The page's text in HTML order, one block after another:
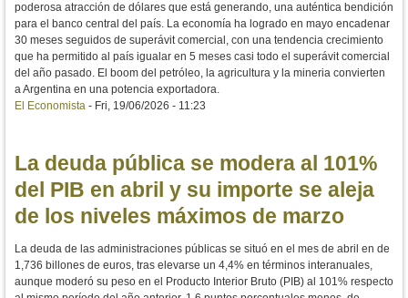
poderosa atracción de dólares que está generando, una auténtica bendición
para el banco central del país. La economía ha logrado en mayo encadenar
30 meses seguidos de superávit comercial, con una tendencia crecimiento
que ha permitido al país igualar en 5 meses casi todo el superávit comercial
del año pasado. El boom del petróleo, la agricultura y la mineria convierten
a Argentina en una potencia exportadora.
El Economista - Fri, 19/06/2026 - 11:23
La deuda pública se modera al 101%
del PIB en abril y su importe se aleja
de los niveles máximos de marzo
La deuda de las administraciones públicas se situó en el mes de abril en de
1,736 billones de euros, tras elevarse un 4,4% en términos interanuales,
aunque moderó su peso en el Producto Interior Bruto (PIB) al 101% respecto